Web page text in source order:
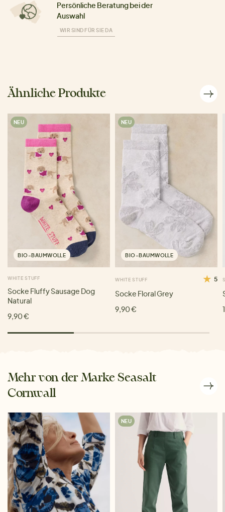
Persönliche Beratung bei der
Auswahl
WIR SIND FÜR SIE DA
Ähnliche Produkte
NEU
BIO-BAUMWOLLE
WHITE STUFF
Socke Fluffy Sausage Dog
Natural
9,90 €
NEU
BIO-BAUMWOLLE
WHITE STUFF 5
Socke Floral Grey
9,90 €
Mehr von der Marke Seasalt
Cornwall
NEU